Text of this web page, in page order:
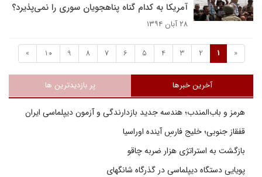
آمریکا به کدام گناه پناهجویان سوری را نمی‌پذیرد؟
۲۸ آبان ۱۳۹۴
«
1
2
3
4
5
6
7
8
9
10
»
آخرین خبرها پر بازدیدترین ها
هرمز و باب‌المندب؛ هندسه جدید بازدارندگی و آزمون دیپلماسی ایران
قفقاز جنوبی؛ خلیج فارسِ آینده اوراسیا
بازگشت به استراتژی هزار ضربه چاقو
پویایی دستگاه دیپلماسی در گذرگاه شانگهای